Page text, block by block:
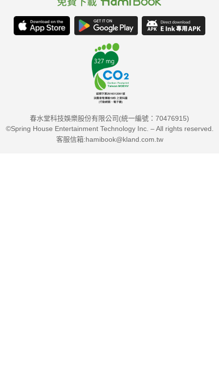
春水堂科技娛樂股份有限公司(統一編號：70476915)
©Spring House Entertainment Technology Inc. – All rights reserved.
客服信箱:hamibook@kland.com.tw